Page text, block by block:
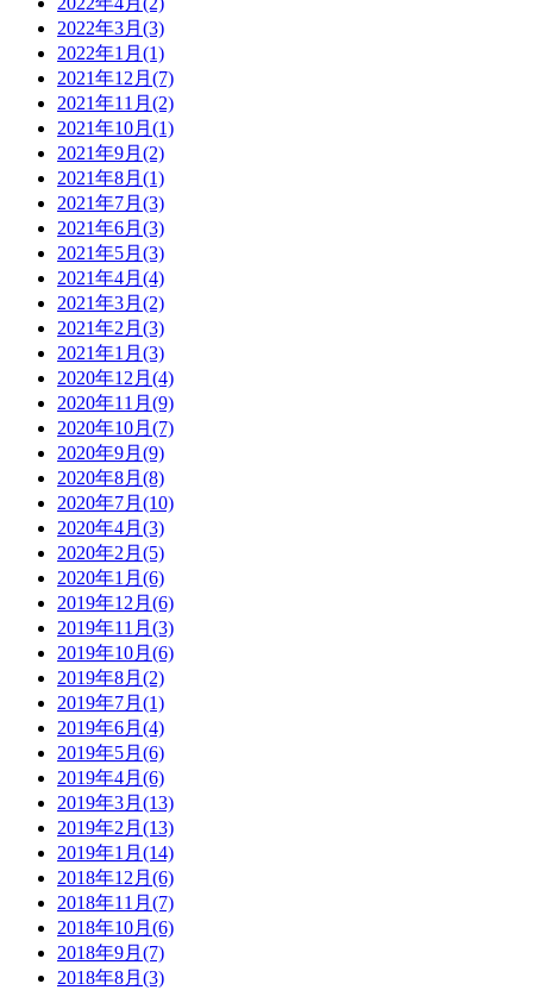
2022年3月(3)
2022年1月(1)
2021年12月(7)
2021年11月(2)
2021年10月(1)
2021年9月(2)
2021年8月(1)
2021年7月(3)
2021年6月(3)
2021年5月(3)
2021年4月(4)
2021年3月(2)
2021年2月(3)
2021年1月(3)
2020年12月(4)
2020年11月(9)
2020年10月(7)
2020年9月(9)
2020年8月(8)
2020年7月(10)
2020年4月(3)
2020年2月(5)
2020年1月(6)
2019年12月(6)
2019年11月(3)
2019年10月(6)
2019年8月(2)
2019年7月(1)
2019年6月(4)
2019年5月(6)
2019年4月(6)
2019年3月(13)
2019年2月(13)
2019年1月(14)
2018年12月(6)
2018年11月(7)
2018年10月(6)
2018年9月(7)
2018年8月(3)